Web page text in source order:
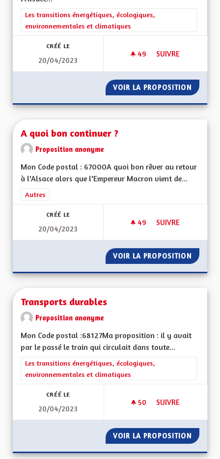
Filtrer les résultats de la catégorie : Les transitions
Les transitions énergétiques, écologiques,
environnementales et climatiques
CRÉÉ LE
20/04/2023
49 49 ABONNÉS
SUIVRE
VOIR LA PROPOSITION
A quoi bon continuer ?
Proposition anonyme
Mon Code postal : 67000A quoi bon rêver au retour
à l'Alsace alors que l'Empereur Macron vient de...
Filtrer les résultats de la catégorie : Autres
Autres
CRÉÉ LE
20/04/2023
49 49 ABONNÉS
SUIVRE
VOIR LA PROPOSITION A
Transports durables
Proposition anonyme
Mon Code postal :68127Ma proposition : il y avait
par le passé le train qui circulait dans toute...
Filtrer les résultats de la catégorie : Les transitions
Les transitions énergétiques, écologiques,
environnementales et climatiques
CRÉÉ LE
20/04/2023
50 50 ABONNÉS
SUIVRE
VOIR LA PROPOSITION